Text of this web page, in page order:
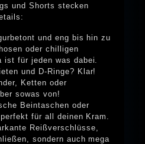
und Shorts stecken
und eng bis hin zu
oder chilligen
ist für jeden was dabei.
und D-Ringe? Klar!
Ketten oder
sowas von!
Beintaschen oder
für all deinen Kram.
Reißverschlüsse,
sondern auch mega